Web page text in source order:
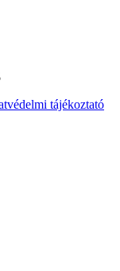
tájékoztató